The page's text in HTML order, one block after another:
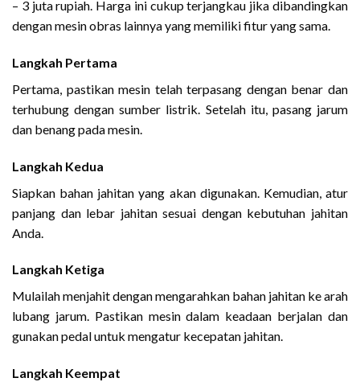
– 3 juta rupiah. Harga ini cukup terjangkau jika dibandingkan
dengan mesin obras lainnya yang memiliki fitur yang sama.
Langkah Pertama
Pertama, pastikan mesin telah terpasang dengan benar dan
terhubung dengan sumber listrik. Setelah itu, pasang jarum
dan benang pada mesin.
Langkah Kedua
Siapkan bahan jahitan yang akan digunakan. Kemudian, atur
panjang dan lebar jahitan sesuai dengan kebutuhan jahitan
Anda.
Langkah Ketiga
Mulailah menjahit dengan mengarahkan bahan jahitan ke arah
lubang jarum. Pastikan mesin dalam keadaan berjalan dan
gunakan pedal untuk mengatur kecepatan jahitan.
Langkah Keempat